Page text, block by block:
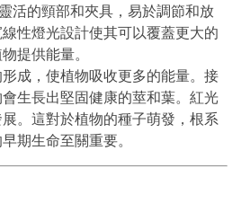
活的頸部和夾具，易於調節和放
性燈光設計使其可以覆蓋更大的
提供能量。
成，使植物吸收更多的能量。接
生長出堅固健康的莖和葉。紅光
。這對於植物的種子萌發，根系
期生命至關重要。